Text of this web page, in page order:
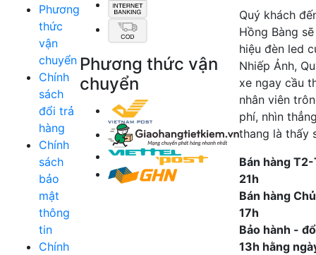
Phương
thức
vận
chuyển
Chính
sách
đổi trả
hàng
Chính
sách
bảo
mật
thông
tin
Chính
Phương thức vận
chuyển
Quý khách
Hồng Bàng
hiệu đèn led
Nhiếp Ảnh,
xe ngay cầu
nhân viên
phí, nhìn
thang là thấy
Bán hàng
21h
Bán hàng
17h
Bảo hành -
13h hằng